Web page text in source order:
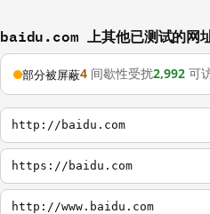
baidu.com 上其他已测试的网
部分被屏蔽4 间歇性受扰2,992 可
http://baidu.com
https://baidu.com
http://www.baidu.com